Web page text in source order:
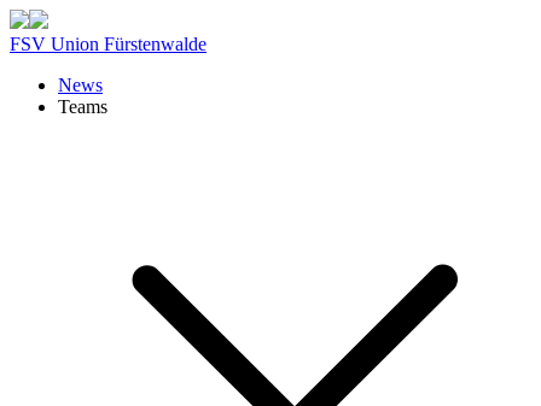
FSV Union Fürstenwalde
News
Teams